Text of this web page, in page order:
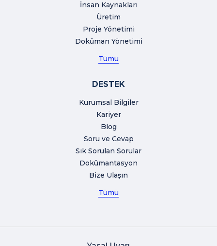
İnsan Kaynakları
Üretim
Proje Yönetimi
Doküman Yönetimi
Tümü
DESTEK
Kurumsal Bilgiler
Kariyer
Blog
Soru ve Cevap
Sık Sorulan Sorular
Dokümantasyon
Bize Ulaşın
Tümü